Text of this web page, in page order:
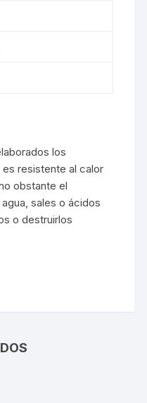
los
resistente al calor
obstante el
sales o ácidos
o destruirlos